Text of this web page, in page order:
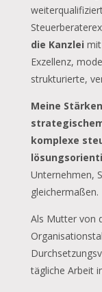
die Kanzlei
Exzellenz,
strukturierte,
Meine
komplexe
Unternehmen,
gleichermaßen.
Als Mutter von
tägliche Arbeit